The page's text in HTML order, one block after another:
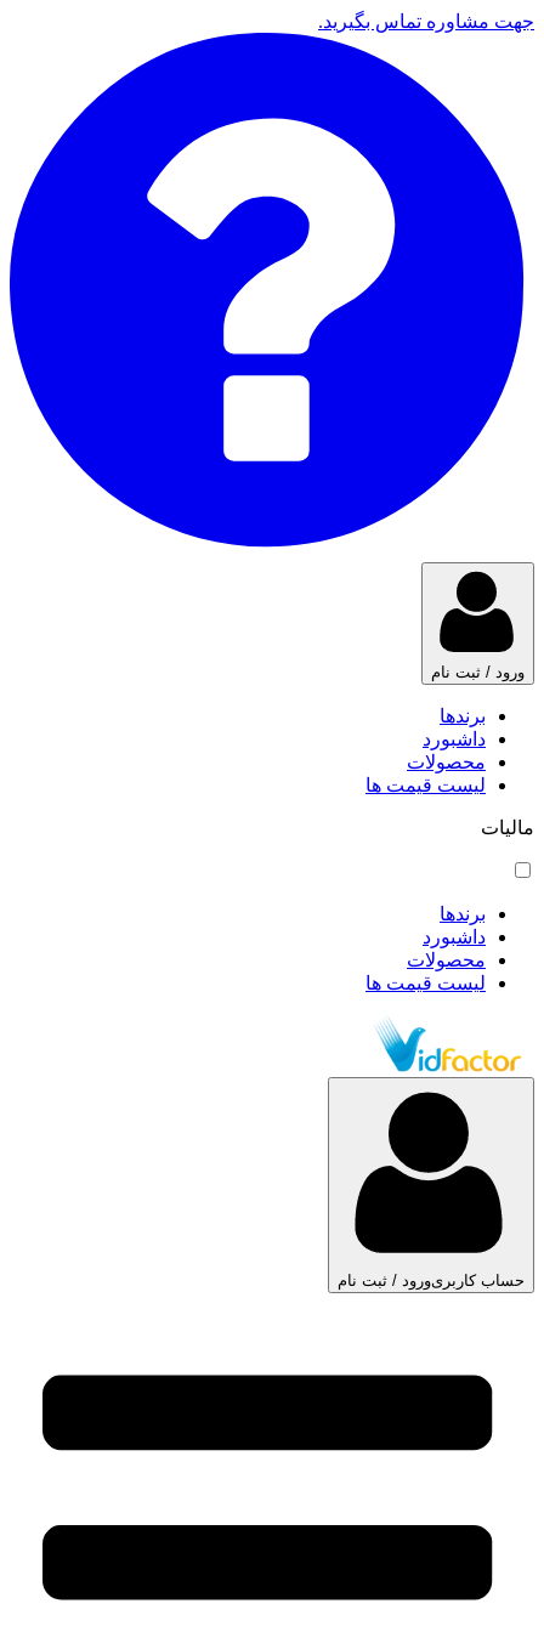
جهت مشاوره تماس بگیرید.
ورود / ثبت نام
برندها
داشبورد
محصولات
لیست قیمت ها
مالیات
برندها
داشبورد
محصولات
لیست قیمت ها
حساب کاربریورود / ثبت نام